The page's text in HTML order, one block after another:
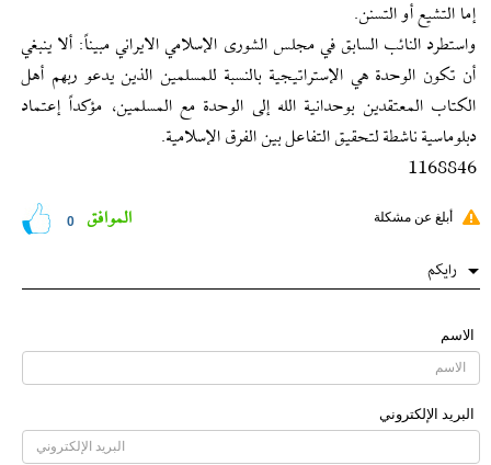
إما التشيع أو التسنن.
واستطرد النائب السابق في مجلس الشورى الإسلامي الايراني مبيناً: ألا ينبغي
أن تكون الوحدة هي الإستراتيجية بالنسبة للمسلمين الذين يدعو ربهم أهل
الكتاب المعتقدين بوحدانية الله إلى الوحدة مع المسلمين، مؤكداً إعتماد
دبلوماسية ناشطة لتحقيق التفاعل بين الفرق الإسلامية.
1168846
أبلغ عن مشكلة 0 الموافق
رایکم
الاسم
البرید الإلکتروني